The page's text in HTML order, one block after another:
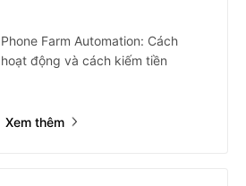
Phone Farm Automation: Cách
hoạt động và cách kiếm tiền
Xem thêm